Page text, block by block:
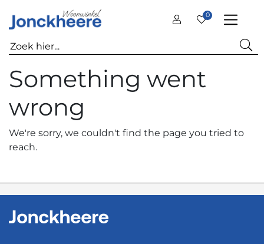
0
Something went
wrong
We're sorry, we couldn't find the page you tried to
reach.